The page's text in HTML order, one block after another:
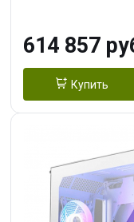
Turbo/ 1 ТБ
614 857
Купить